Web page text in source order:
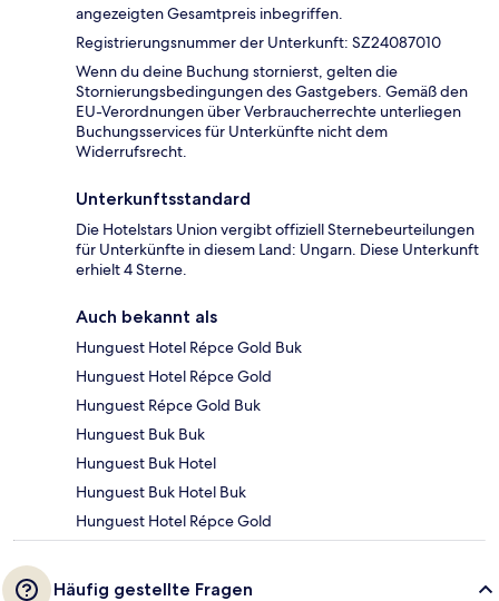
angezeigten Gesamtpreis inbegriffen.
Registrierungsnummer der Unterkunft: SZ24087010
Wenn du deine Buchung stornierst, gelten die
Stornierungsbedingungen des Gastgebers. Gemäß den
EU-Verordnungen über Verbraucherrechte unterliegen
Buchungsservices für Unterkünfte nicht dem
Widerrufsrecht.
Unterkunftsstandard
Die Hotelstars Union vergibt offiziell Sternebeurteilungen
für Unterkünfte in diesem Land: Ungarn. Diese Unterkunft
erhielt 4 Sterne.
Auch bekannt als
Hunguest Hotel Répce Gold Buk
Hunguest Hotel Répce Gold
Hunguest Répce Gold Buk
Hunguest Buk Buk
Hunguest Buk Hotel
Hunguest Buk Hotel Buk
Hunguest Hotel Répce Gold
Häufig gestellte Fragen